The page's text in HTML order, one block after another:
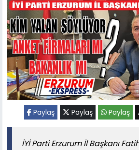
Paylaş Paylaş Paylaş
İYİ Parti Erzurum İl Başkanı